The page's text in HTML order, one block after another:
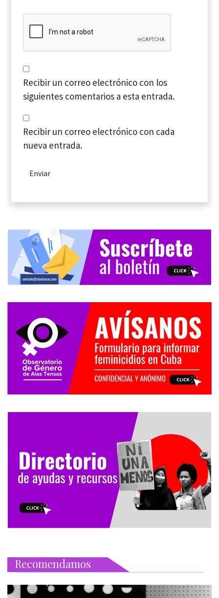
Recibir un correo electrónico con los
siguientes comentarios a esta entrada.
Recibir un correo electrónico con cada
nueva entrada.
Recomendamos